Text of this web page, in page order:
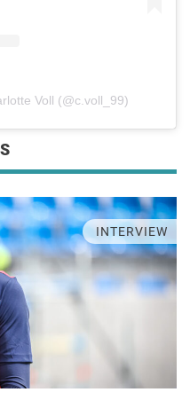
Voll (@c.voll_99)
INTERVIEW